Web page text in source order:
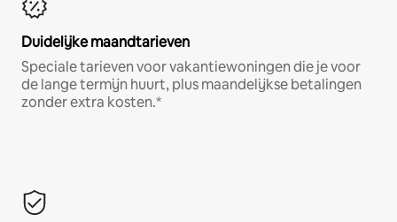
Duidelijke maandtarieven
Speciale tarieven voor vakantiewoningen die je voor
de lange termijn huurt, plus maandelijkse betalingen
zonder extra kosten.*